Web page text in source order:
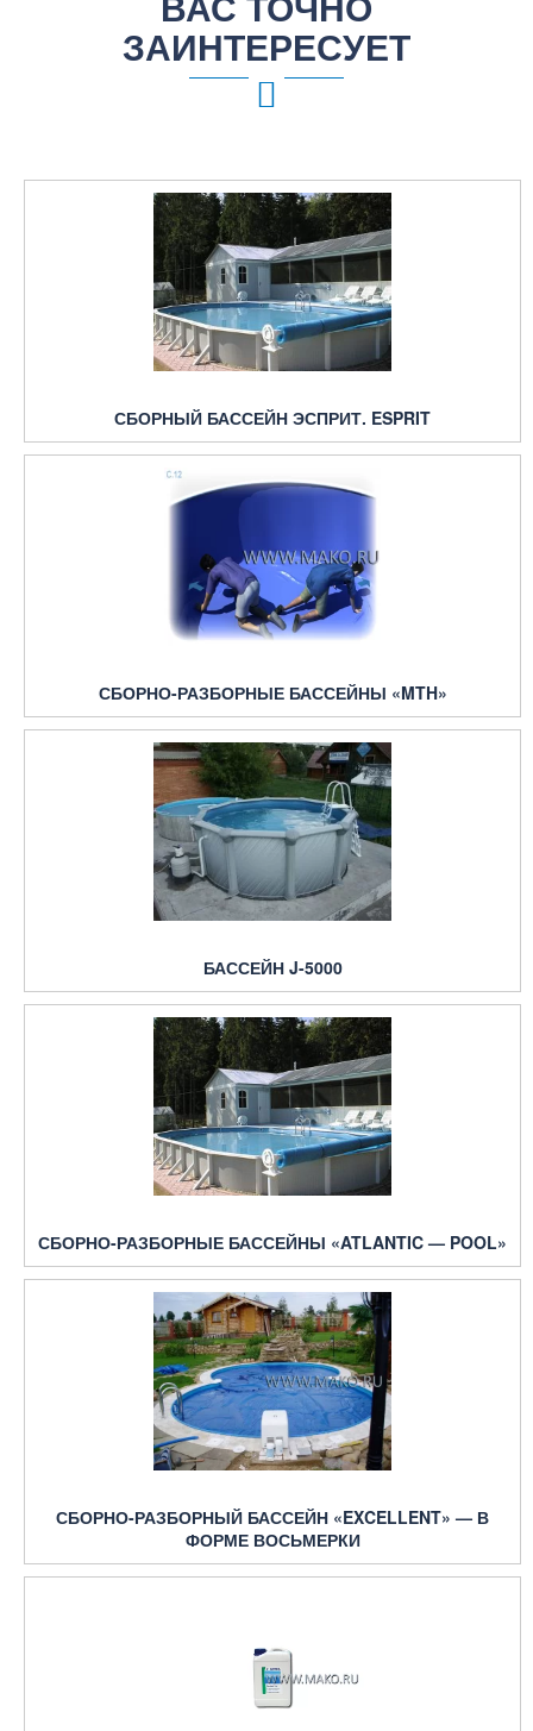
ЗАИНТЕРЕСУЕТ
СБОРНЫЙ БАССЕЙН ЭСПРИТ. ESPRIT
СБОРНО-РАЗБОРНЫЕ БАССЕЙНЫ «MTH»
БАССЕЙН J-5000
СБОРНО-РАЗБОРНЫЕ БАССЕЙНЫ «ATLANTIC — POOL»
СБОРНО-РАЗБОРНЫЙ БАССЕЙН «EXCELLENT» — В
ФОРМЕ ВОСЬМЕРКИ